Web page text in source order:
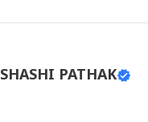
SHASHI PATHAK